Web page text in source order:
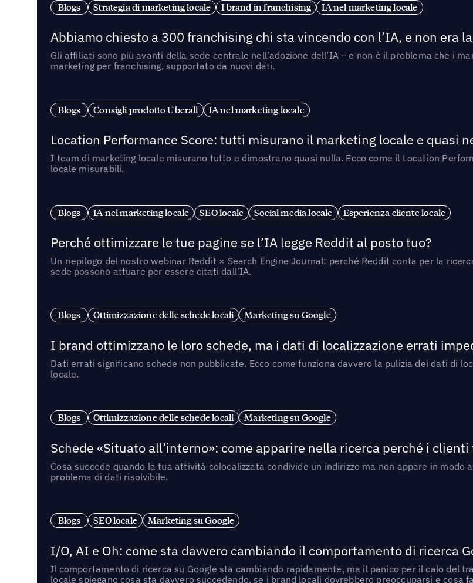
Blogs Strategia di marketing locale I brand in franchising IA nel marketing locale
Abbiamo chiesto a 300 franchising chi sta vincendo con l’IA, e non era
Gli affiliati sono più avanti della sede centrale nell’adozione dell’IA – e non è il problema che i
marketing per franchising, supportato da nuovi dati.
Blogs Consigli prodotto Uberall IA nel marketing locale
Location Performance Score: tutti misurano il marketing locale e quasi
I team di marketing locale misurano tutto e dimostrano quasi nulla. Ecco come il Location
locale misurabili.
Blogs IA nel marketing locale SEO locale Social media locale Esperienza cliente locale
Perché ottimizzare le tue pagine se l’IA legge Reddit al posto tuo?
Un riepilogo del nostro webinar Reddit × Search Engine Journal: perché Reddit conta per la
sede possono attuare per essere citati dall’IA.
Blogs Ottimizzazione delle schede locali Marketing su Google
I brand ottimizzano le loro schede, ma i dati di localizzazione errati
Dati errati significano schede non pubblicate. Ecco come funziona davvero la pulizia dei dati di
locale.
Blogs Ottimizzazione delle schede locali Marketing su Google
Schede «Situato all’interno»: come apparire nella ricerca perché i
Cosa succede quando la tua attività colocalizzata condivide un indirizzo ma non appare in
problema di dati risolvibile.
Blogs SEO locale Marketing su Google
I/O, AI e Oh: come sta davvero cambiando il comportamento di ricerca
Il comportamento di ricerca su Google sta cambiando rapidamente, ma il panico per il calo del
locale spiegano cosa sta davvero succedendo, se i brand locali dovrebbero preoccuparsi e cosa